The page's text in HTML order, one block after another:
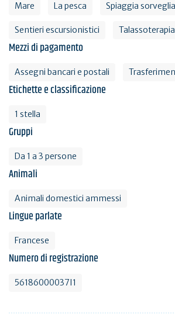
Mare La pesca Spiaggia
Sentieri escursionistici Talassoterapia
Mezzi di pagamento
Assegni bancari e postali
Etichette e classificazione
1 stella
Gruppi
Da 1 a 3 persone
Animali
Animali domestici ammessi
Lingue parlate
Francese
Numero di registrazione
56186000037I1